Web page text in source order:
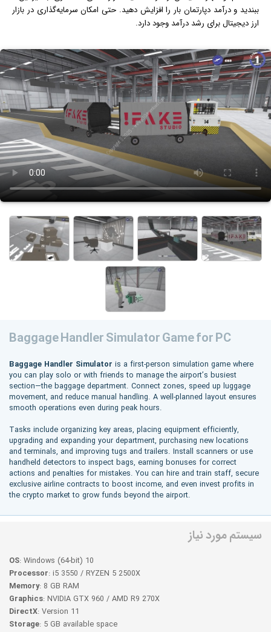
ببندید و درآمد دپارتمان بار را افزایش دهید. حتی امکان سرمایه‌گذاری در بازار
ارز دیجیتال برای رشد درآمد وجود دارد.
Baggage Handler Simulator Game for PC
Baggage Handler Simulator is a first-person simulation game where
you can play solo or with friends to manage the airport’s busiest
section—the baggage department. Connect zones, speed up luggage
movement, and reduce manual handling. A well-planned layout ensures
smooth operations even during peak hours.
Tasks include organizing key areas, placing equipment efficiently,
upgrading and expanding your department, purchasing new locations
and terminals, and improving tugs and trailers. Install scanners or use
handheld detectors to inspect bags, earning bonuses for correct
actions and penalties for mistakes. You can hire and train staff, secure
exclusive airline contracts to boost income, and even invest profits in
the crypto market to grow funds beyond the airport.
سیستم مورد نیاز
OS: Windows (64-bit) 10
Processor: i5 3550 / RYZEN 5 2500X
Memory: 8 GB RAM
Graphics: NVIDIA GTX 960 / AMD R9 270X
DirectX: Version 11
Storage: 5 GB available space